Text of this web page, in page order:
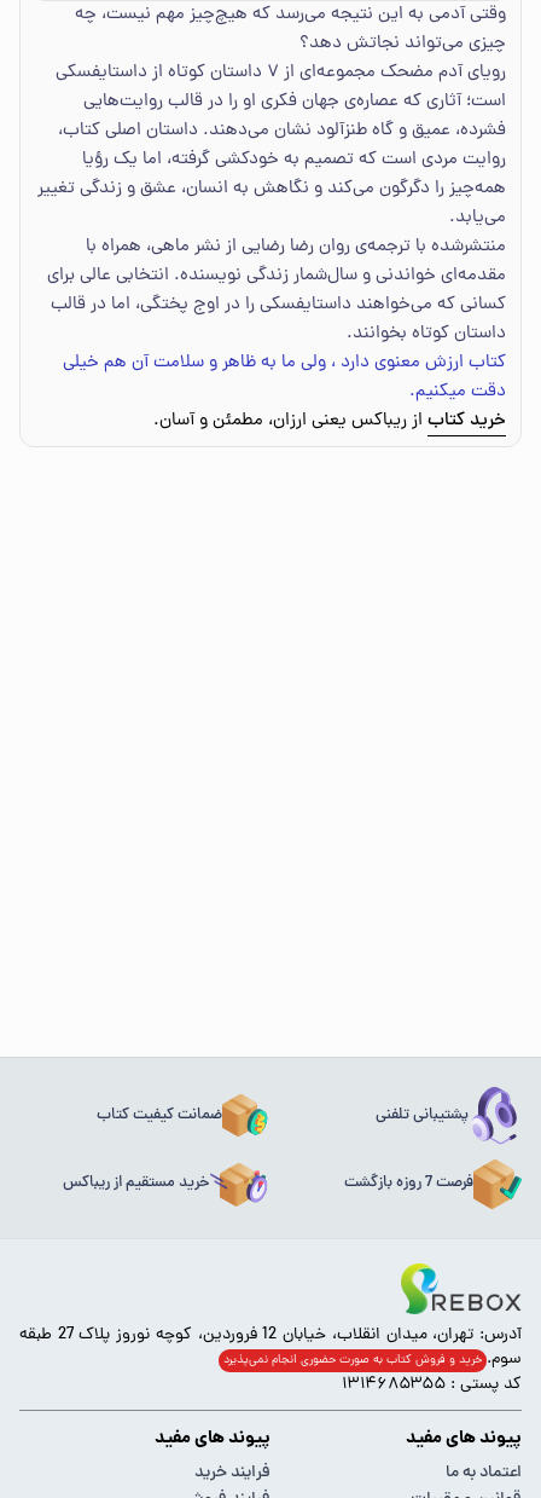
وقتی آدمی به این نتیجه می‌رسد که هیچ‌چیز مهم نیست، چه
چیزی می‌تواند نجاتش دهد؟
رویای آدم مضحک مجموعه‌ای از ۷ داستان کوتاه از داستایفسکی
است؛ آثاری که عصاره‌ی جهان فکری او را در قالب روایت‌هایی
فشرده، عمیق و گاه طنزآلود نشان می‌دهند. داستان اصلی کتاب،
روایت مردی است که تصمیم به خودکشی گرفته، اما یک رؤیا
همه‌چیز را دگرگون می‌کند و نگاهش به انسان، عشق و زندگی تغییر
می‌یابد.
منتشرشده با ترجمه‌ی روان رضا رضایی از نشر ماهی، همراه با
مقدمه‌ای خواندنی و سال‌شمار زندگی نویسنده. انتخابی عالی برای
کسانی که می‌خواهند داستایفسکی را در اوج پختگی، اما در قالب
داستان کوتاه بخوانند.
کتاب ارزش معنوی دارد ، ولی ما به ظاهر و سلامت آن هم خیلی
دقت میکنیم.
خرید کتاب از ریباکس یعنی ارزان، مطمئن و آسان.
پشتیبانی تلفنی ضمانت کیفیت کتاب
فرصت 7 روزه بازگشت خرید مستقیم از ریباکس
آدرس: تهران، میدان انقلاب، خیابان 12 فروردین، کوچه نوروز پلاک 27 طبقه
سوم. خرید و فروش کتاب به صورت حضوری انجام‌ نمی‌پذیرد
کد پستی : ۱۳۱۴۶۸۵۳۵۵
پیوند های مفید
اعتماد به ما
پیوند های مفید
فرایند خرید